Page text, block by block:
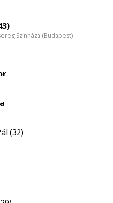
Színháza (Budapest)
(32)